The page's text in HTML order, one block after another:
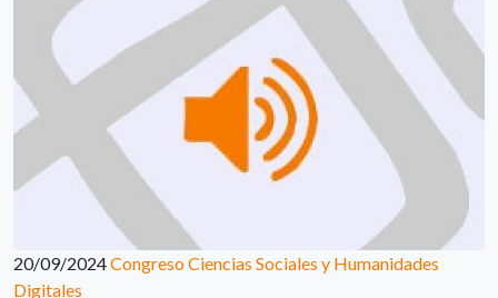
20/09/2024Congreso Ciencias Sociales y Humanidades
Digitales